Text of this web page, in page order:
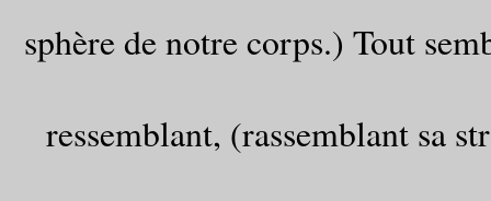
sphère de notre corps.) Tout
ressemblant, (rassemblant sa